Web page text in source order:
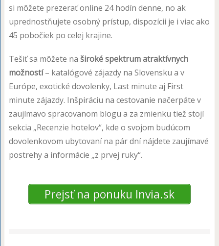
si môžete prezerať online 24 hodín denne, no ak
uprednostňujete osobný prístup, dispozícii je i viac ako
45 pobočiek po celej krajine.
Tešiť sa môžete na široké spektrum atraktívnych
možností– katalógové zájazdy na Slovensku a v
Európe, exotické dovolenky, Last minute aj First
minute zájazdy. Inšpiráciu na cestovanie načerpáte v
zaujímavo spracovanom blogu a za zmienku tiež stojí
sekcia „Recenzie hotelov“, kde o svojom budúcom
dovolenkovom ubytovaní na pár dní nájdete zaujímavé
postrehy a informácie „z prvej ruky“.
Prejsť na ponuku Invia.sk